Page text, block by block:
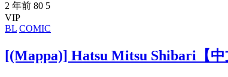
2 年前 80 5
VIP
BL COMIC
[(Mappa)] Hatsu Mitsu Shibari【中